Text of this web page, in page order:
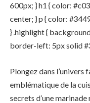
600px; } h1 { color:
center; } p { color:
} .highlight {
border-left: 5px solid
Plongez dans l’univers
emblématique de la
secrets d’une